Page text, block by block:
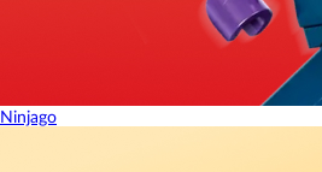
Ninjago